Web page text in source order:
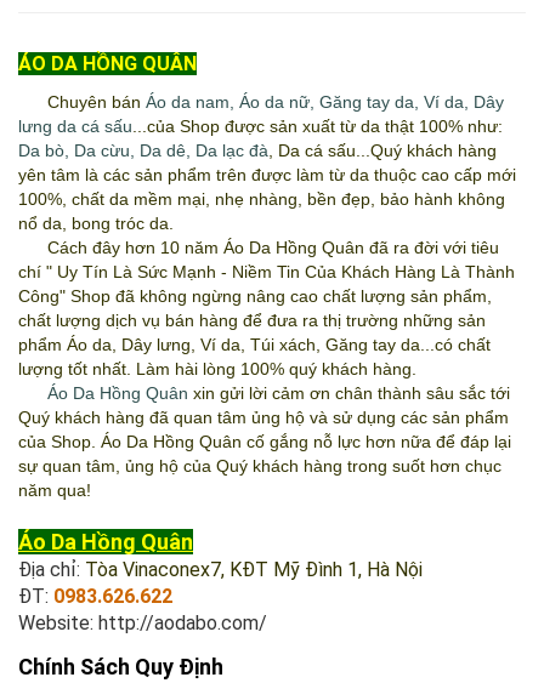
ÁO DA HỒNG QUÂN
Chuyên bán Áo da nam Áo da nữ Găng tay da Ví da
Dây
lưng da cá sấu ...của Shop được sản xuất từ da thật 100% như:
Da bò Da cừu Da dê Da lạc đà , Da cá sấu...Quý khách hàng
yên tâm là các sản phẩm trên được làm từ da thuộc cao cấp mới
100%, chất da mềm mại, nhẹ nhàng, bền đẹp, bảo hành không
nổ da, bong tróc da.
Cách đây hơn 10 năm Áo Da Hồng Quân đã ra đời với tiêu
chí " Uy Tín Là Sức Mạnh - Niềm Tin Của Khách Hàng Là Thành
Công" Shop đã không ngừng nâng cao chất lượng sản phẩm,
chất lượng dịch vụ bán hàng để đưa ra thị trường những sản
phẩm Áo da, Dây lưng, Ví da, Túi xách, Găng tay da...có chất
lượng tốt nhất. Làm hài lòng 100% quý khách hàng.
Áo Da Hồng Quân xin gửi lời cảm ơn chân thành sâu sắc tới
Quý khách hàng đã quan tâm ủng hộ và sử dụng các sản phẩm
của Shop. Áo Da Hồng Quân cố gắng nỗ lực hơn nữa để đáp lại
sự quan tâm, ủng hộ của Quý khách hàng trong suốt hơn chục
năm qua!
Áo Da Hồng Quân
Địa chỉ: Tòa Vinaconex7, KĐT Mỹ Đình 1, Hà Nội
ĐT: 0983.626.622
Website: http://aodabo.com/
Chính Sách Quy Định